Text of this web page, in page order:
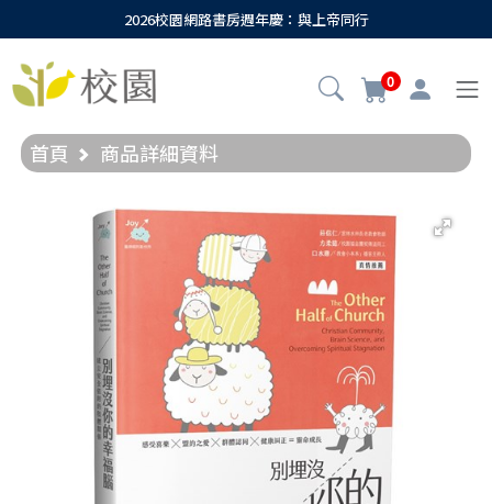
2026校園網路書房週年慶：與上帝同行
0
首頁 商品詳細資料